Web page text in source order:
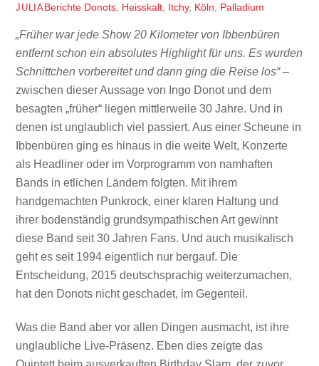
JULIABerichte Donots, Heisskalt, Itchy, Köln Palladium
„Früher war jede Show 20 Kilometer von Ibbenbüren
entfernt schon ein absolutes Highlight für uns. Es wurden
Schnittchen vorbereitet und dann ging die Reise los“–
zwischen dieser Aussage von Ingo Donot und dem
besagten „früher“ liegen mittlerweile 30 Jahre. Und in
denen ist unglaublich viel passiert. Aus einer Scheune in
Ibbenbüren ging es hinaus in die weite Welt, Konzerte
als Headliner oder im Vorprogramm von namhaften
Bands in etlichen Ländern folgten. Mit ihrem
handgemachten Punkrock, einer klaren Haltung und
ihrer bodenständig grundsympathischen Art gewinnt
diese Band seit 30 Jahren Fans. Und auch musikalisch
geht es seit 1994 eigentlich nur bergauf. Die
Entscheidung, 2015 deutschsprachig weiterzumachen,
hat den Donots nicht geschadet, im Gegenteil.
Was die Band aber vor allen Dingen ausmacht, ist ihre
unglaubliche Live-Präsenz. Eben dies zeigte das